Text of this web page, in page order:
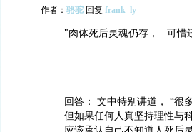
作者： 骆驼 回复 frank_ly
"肉体死后灵魂仍存，...可惜
回答： 文中特别讲道， “很
但如果任何人真坚持理性与